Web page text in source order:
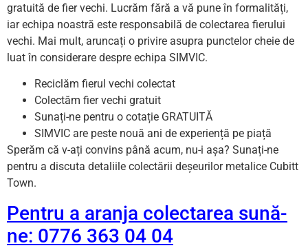
gratuită de fier vechi. Lucrăm fără a vă pune în formalități,
iar echipa noastră este responsabilă de colectarea fierului
vechi. Mai mult, aruncați o privire asupra punctelor cheie de
luat în considerare despre echipa SIMVIC.
Reciclăm fierul vechi colectat
Colectăm fier vechi gratuit
Sunați-ne pentru o cotație GRATUITĂ
SIMVIC are peste nouă ani de experiență pe piață
Sperăm că v-ați convins până acum, nu-i așa? Sunați-ne
pentru a discuta detaliile colectării deșeurilor metalice Cubitt
Town.
Pentru a aranja colectarea sună-
ne: 0776 363 04 04